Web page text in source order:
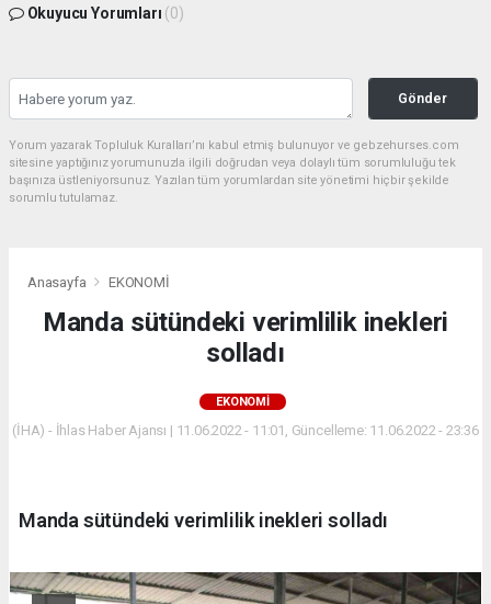
Okuyucu Yorumları (0)
Gönder
Yorum yazarak Topluluk Kuralları’nı kabul etmiş bulunuyor ve gebzehurses.com
sitesine yaptığınız yorumunuzla ilgili doğrudan veya dolaylı tüm sorumluluğu tek
başınıza üstleniyorsunuz. Yazılan tüm yorumlardan site yönetimi hiçbir şekilde
sorumlu tutulamaz.
Anasayfa EKONOMİ
Manda sütündeki verimlilik inekleri
solladı
EKONOMİ
(İHA) - İhlas Haber Ajansı | 11.06.2022 - 11:01, Güncelleme: 11.06.2022 - 23:36
Manda sütündeki verimlilik inekleri solladı